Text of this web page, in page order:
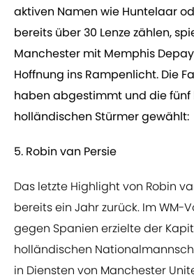
aktiven Namen wie Huntelaar
bereits über 30 Lenze zählen,
Manchester mit Memphis
Hoffnung ins Rampenlicht. Die
haben abgestimmt und die fünf
holländischen Stürmer gewählt:
5. Robin van Persie
Das letzte Highlight von Robin
bereits ein Jahr zurück. Im WM-
gegen Spanien erzielte der
holländischen
in Diensten von Manchester